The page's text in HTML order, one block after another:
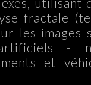
fractale
les images
-
et